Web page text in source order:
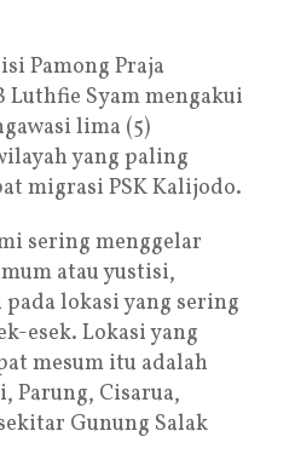
Pamong Praja
Luthfie Syam mengakui
lima (5)
yang paling
migrasi PSK Kalijodo.
sering menggelar
atau yustisi,
lokasi yang sering
esek. Lokasi yang
mesum itu adalah
Parung, Cisarua,
Gunung Salak